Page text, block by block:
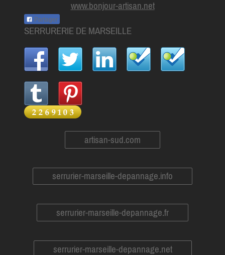
www.bonjour-artisan.net
Partager
SERRURERIE DE MARSEILLE
artisan-sud.com
serrurier-marseille-depannage.info
serrurier-marseille-depannage.fr
serrurier-marseille-depannage.net